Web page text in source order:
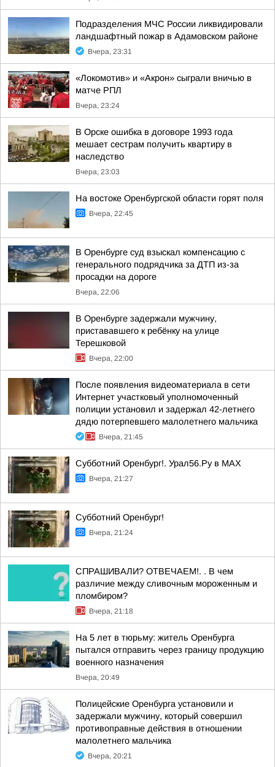
Подразделения МЧС России ликвидировали
ландшафтный пожар в Адамовском районе
Вчера, 23:31
«Локомотив» и «Акрон» сыграли вничью в
матче РПЛ
Вчера, 23:24
В Орске ошибка в договоре 1993 года
мешает сестрам получить квартиру в
наследство
Вчера, 23:03
На востоке Оренбургской области горят поля
Вчера, 22:45
В Оренбурге суд взыскал компенсацию с
генерального подрядчика за ДТП из-за
просадки на дороге
Вчера, 22:06
В Оренбурге задержали мужчину,
пристававшего к ребёнку на улице
Терешковой
Вчера, 22:00
После появления видеоматериала в сети
Интернет участковый уполномоченный
полиции установил и задержал 42-летнего
дядю потерпевшего малолетнего мальчика
Вчера, 21:45
Субботний Оренбург!. Урал56.Ру в МАХ
Вчера, 21:27
Субботний Оренбург!
Вчера, 21:24
СПРАШИВАЛИ? ОТВЕЧАЕМ!. . В чем
различие между сливочным мороженным и
пломбиром?
Вчера, 21:18
На 5 лет в тюрьму: житель Оренбурга
пытался отправить через границу продукцию
военного назначения
Вчера, 20:49
Полицейские Оренбурга установили и
задержали мужчину, который совершил
противоправные действия в отношении
малолетнего мальчика
Вчера, 20:21